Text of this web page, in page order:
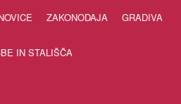
ZAKONODAJA GRADIVA
IN STALIŠČA